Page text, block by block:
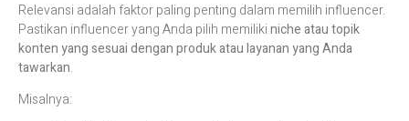
Relevansi adalah faktor paling penting dalam memilih influencer.
Pastikan influencer yang Anda pilih memilikiniche atau topik
konten yang sesuai dengan produk atau layanan yang Anda
tawarkan.
Misalnya: